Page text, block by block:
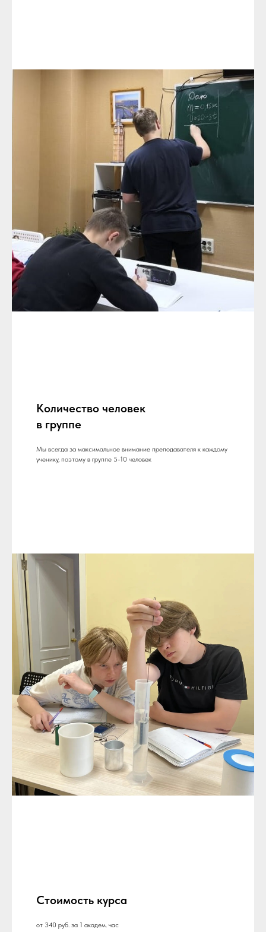
Количество человек
в группе
Мы всегда за максимальное внимание преподавателя к каждому
ученику, поэтому в группе 5-10 человек
Стоимость курса
от 340 руб. за 1 академ. час